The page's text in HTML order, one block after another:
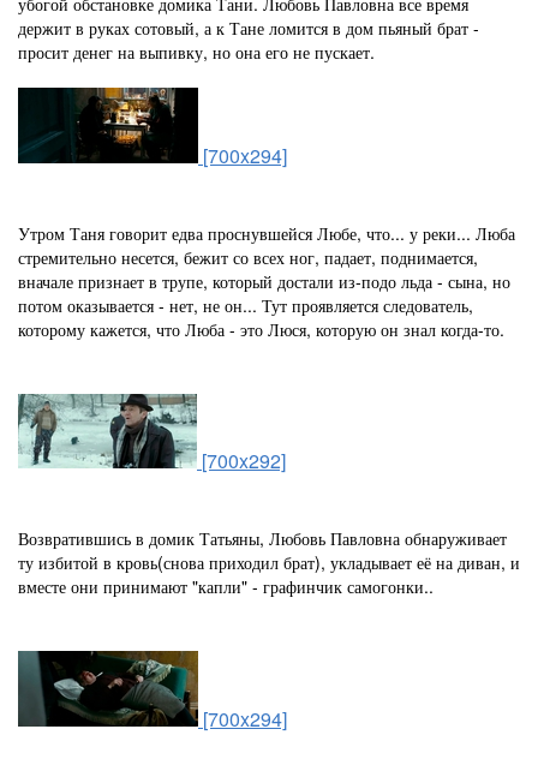
держит в руках сотовый, а к Тане ломится в дом пьяный брат -
просит денег на выпивку, но она его не пускает.
[700x294]
Утром Таня говорит едва проснувшейся Любе, что... у реки... Люба
стремительно несется, бежит со всех ног, падает, поднимается,
вначале признает в трупе, который достали из-подо льда - сына, но
потом оказывается - нет, не он... Тут проявляется следователь,
которому кажется, что Люба - это Люся, которую он знал когда-то.
[700x292]
Возвратившись в домик Татьяны, Любовь Павловна обнаруживает
ту избитой в кровь(снова приходил брат), укладывает её на диван, и
вместе они принимают "капли" - графинчик самогонки..
[700x294]